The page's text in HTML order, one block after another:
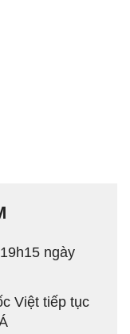
ngày
Việt tiếp tục